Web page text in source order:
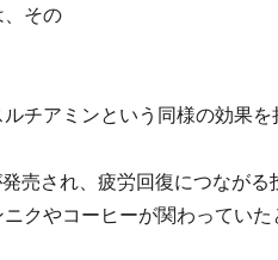
、その
チアミンという同様の効果を
売され、疲労回復につながる
クやコーヒーが関わっていた